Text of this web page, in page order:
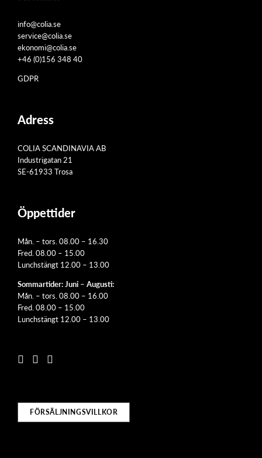
info@colia.se
service@colia.se
ekonomi@colia.se
+46 (0)156 348 40
GDPR
Adress
COLIA SCANDINAVIA AB
Industrigatan 21
SE-61933 Trosa
Öppettider
Mån. – tors. 08.00 – 16.30
Fred. 08.00 – 15.00
Lunchstängt 12.00 – 13.00
Sommartider: Juni – Augusti:
Mån. – tors. 08.00 – 16.00
Fred. 08.00 – 15.00
Lunchstängt 12.00 – 13.00
FÖRSÄLJNINGSVILLKOR